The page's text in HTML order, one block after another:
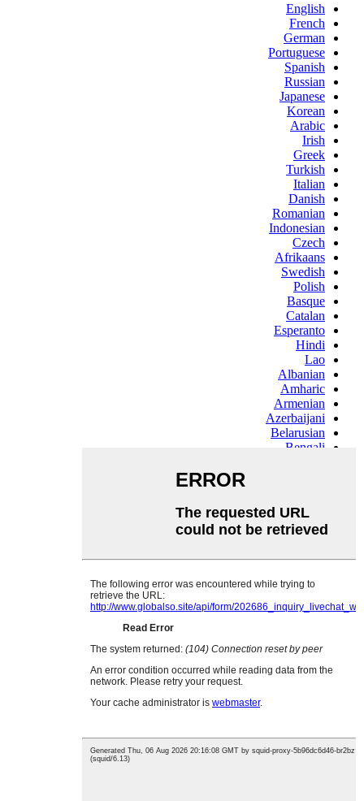
English
French
German
Portuguese
Spanish
Russian
Japanese
Korean
Arabic
Irish
Greek
Turkish
Italian
Danish
Romanian
Indonesian
Czech
Afrikaans
Swedish
Polish
Basque
Catalan
Esperanto
Hindi
Lao
Albanian
Amharic
Armenian
Azerbaijani
Belarusian
Bengali
Chichewa
Corsican
Croatian
Estonian
Filipino
Finnish
Frisian
Gujarati
Haitian
Hungarian
Icelandic